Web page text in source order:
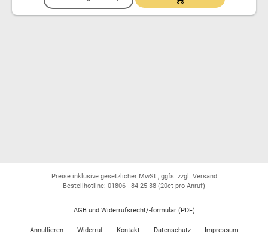
Preise inklusive gesetzlicher MwSt., ggfs. zzgl. Versand
Bestellhotline: 01806 - 84 25 38 (20ct pro Anruf)
AGB und Widerrufsrecht/-formular (PDF)
Annullieren Widerruf Kontakt Datenschutz Impressum